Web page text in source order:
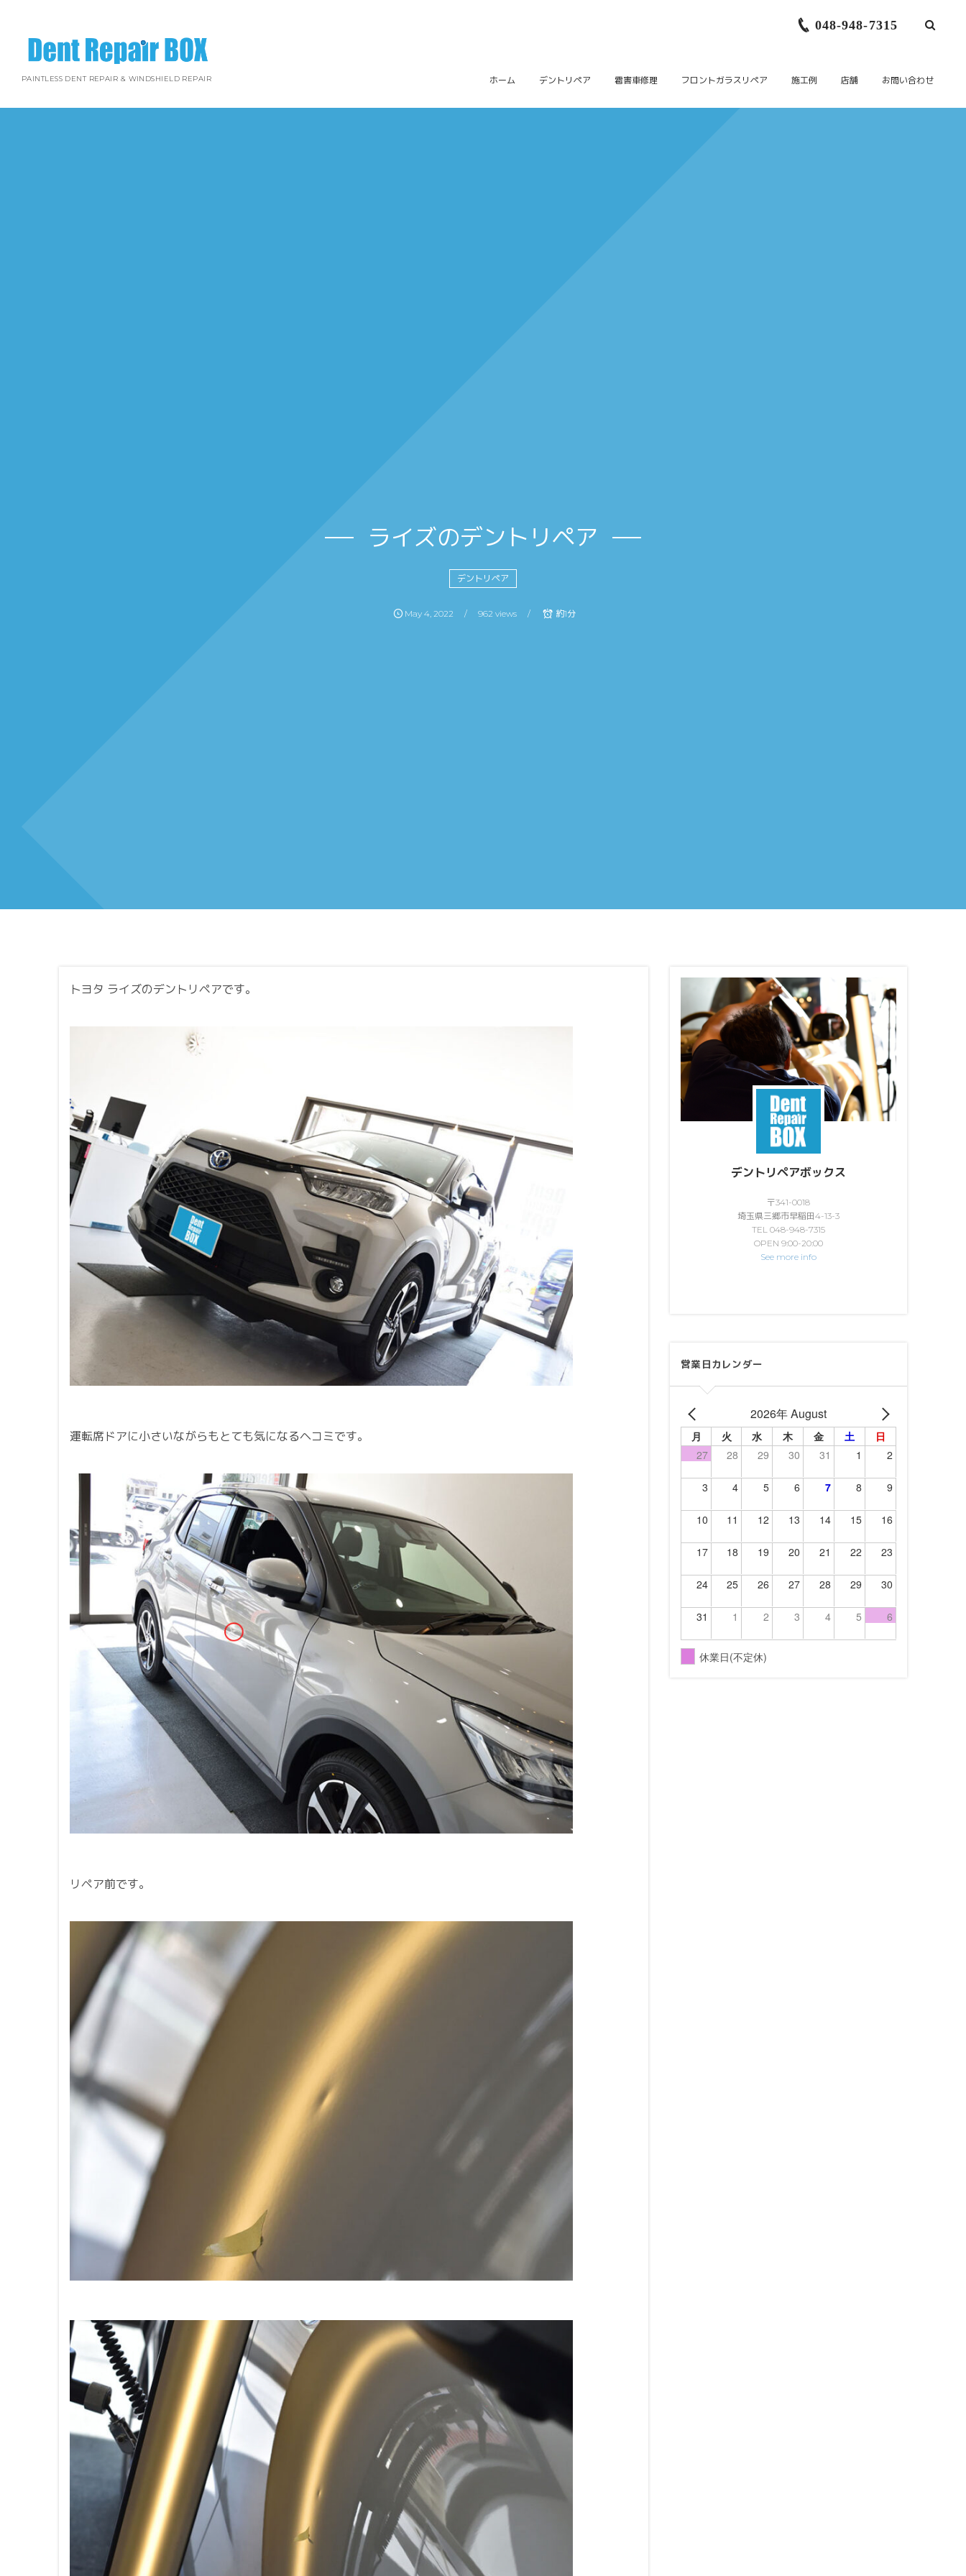
PAINTLESS DENT REPAIR & WINDSHIELD REPAIR
048-948-7315
ホーム デントリペア 雹害車修理 フロントガラスリペア 施工例 店舗 お問い合わせ
ライズのデントリペア
デントリペア
May 4, 2022 962 views 約1分
トヨタ ライズのデントリペアです。
運転席ドアに小さいながらもとても気になるヘコミです。
リペア前です。
デントリペアボックス
〒341-0018
埼玉県三郷市早稲田4-13-3
TEL 048-948-7315
OPEN 9:00-20:00
See more info
営業日カレンダー
2026年 August
月 火 水 木 金 土
日
27
28 29 30 31 1 2
3 4 5 6 7 8 9
10 11 12 13 14 15 16
17 18 19 20 21 22 23
24 25 26 27 28 29 30
31 1 2 3 4 5 6
休業日(不定休)